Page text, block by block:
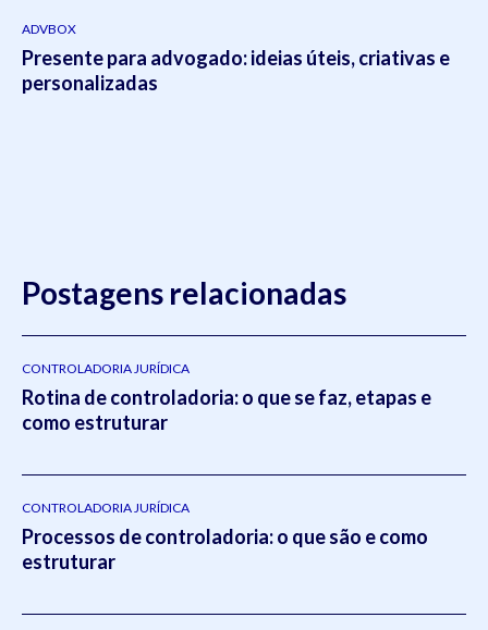
ADVBOX
Presente para advogado: ideias úteis, criativas e
personalizadas
Postagens relacionadas
CONTROLADORIA JURÍDICA
Rotina de controladoria: o que se faz, etapas e
como estruturar
CONTROLADORIA JURÍDICA
Processos de controladoria: o que são e como
estruturar